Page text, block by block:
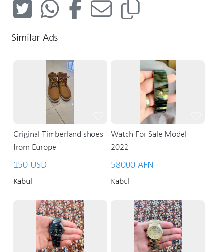
Similar Ads
Original Timberland shoes
from Europe
150 USD
Kabul
Watch For Sale Model
2022
58000 AFN
Kabul